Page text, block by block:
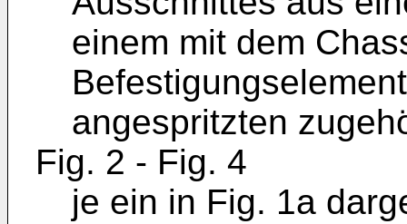
einem mit dem
angespritzten
Fig. 2 - Fig. 4
je ein in Fig. 1a